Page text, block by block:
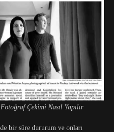
Çekimi Nasıl Yapılır
bir süre dururum ve onları